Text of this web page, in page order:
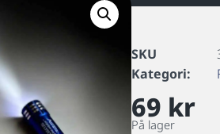
SKU
Kategori:
69 kr
På lager